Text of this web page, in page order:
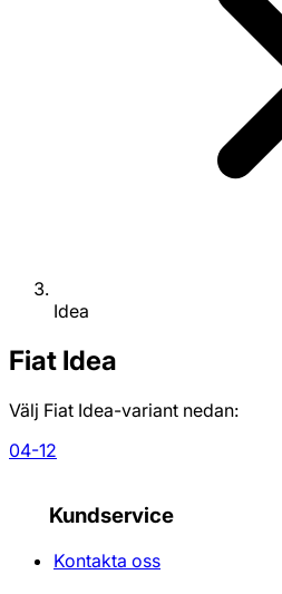
Idea
Fiat Idea
Välj Fiat Idea-variant nedan:
04-12
Kundservice
Kontakta oss